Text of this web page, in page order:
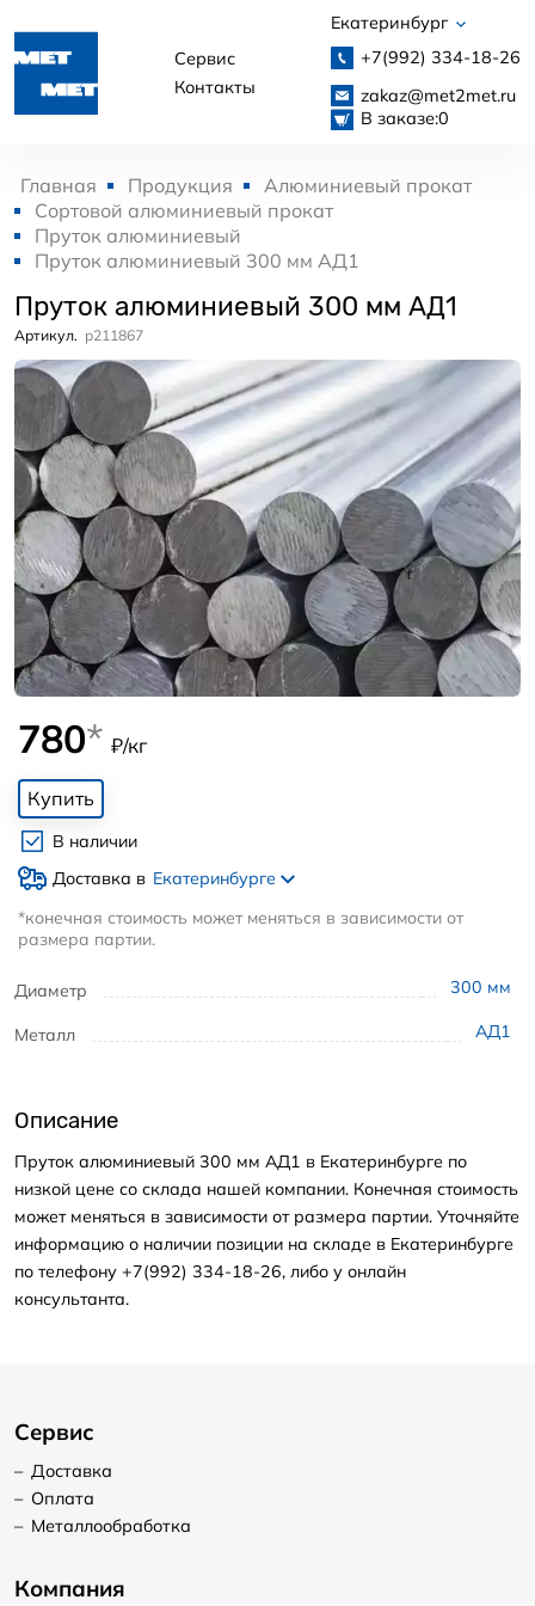
Сервис
Контакты
Екатеринбург
+7(992) 334-18-26
zakaz@met2met.ru
В заказе:0
Главная Продукция
Алюминиевый прокат
Сортовой алюминиевый прокат
Пруток алюминиевый
Пруток алюминиевый 300 мм АД1
Пруток алюминиевый 300 мм АД1
Артикул. p211867
Диаметр 300 мм
Металл АД1
780* ₽/кг
Купить
В наличии
Доставка в Екатеринбурге
*конечная стоимость может меняться в зависимости от
размера партии.
Описание
Пруток алюминиевый 300 мм АД1 в Екатеринбурге по
низкой цене со склада нашей компании. Конечная стоимость
может меняться в зависимости от размера партии. Уточняйте
информацию о наличии позиции на складе в Екатеринбурге
по телефону +7(992) 334-18-26, либо у онлайн
консультанта.
Сервис
– Доставка
– Оплата
– Металлообработка
Компания